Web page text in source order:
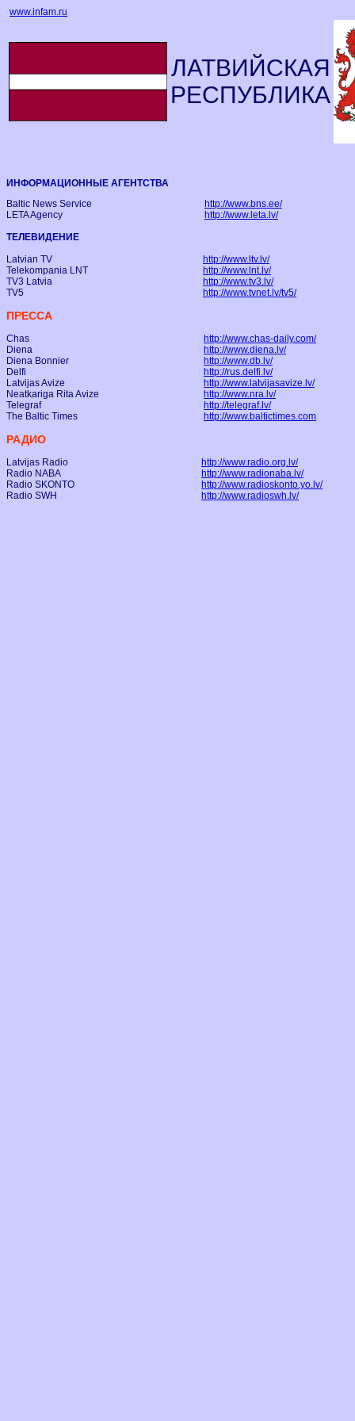
www.infam.ru
ЛАТВИЙСКАЯ
РЕСПУБЛИКА
ИНФОРМАЦИОННЫЕ АГЕНТСТВА
Baltic News Service
http://www.bns.ee/
LETA Agency
http://www.leta.lv/
ТЕЛЕВИДЕНИЕ
Latvian TV
http://www.ltv.lv/
Telekompania LNT
http://www.lnt.lv/
TV3 Latvia
http://www.tv3.lv/
TV5
http://www.tvnet.lv/tv5/
ПРЕССА
Chas
http://www.chas-daily.com/
Diena
http://www.diena.lv/
Diena Bonnier
http://www.db.lv/
Delfi
http://rus.delfi.lv/
Latvijas Avize
http://www.latvijasavize.lv/
Neatkariga Rita Avize
http://www.nra.lv/
Telegraf
http://telegraf.lv/
The Baltic Times
http://www.baltictimes.com
РАДИО
Latvijas Radio
http://www.radio.org.lv/
Radio NABA
http://www.radionaba.lv/
Radio SKONTO
http://www.radioskonto.yo.lv/
Radio SWH
http://www.radioswh.lv/